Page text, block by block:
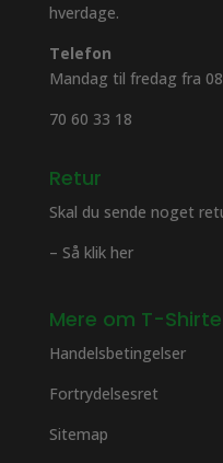
hverdage.
Telefon
Mandag til fredag fra
70 60 33 18
Retur
Skal du sende noget
– Så klik her
Mere om T-
Handelsbetingelser
Fortrydelsesret
Sitemap